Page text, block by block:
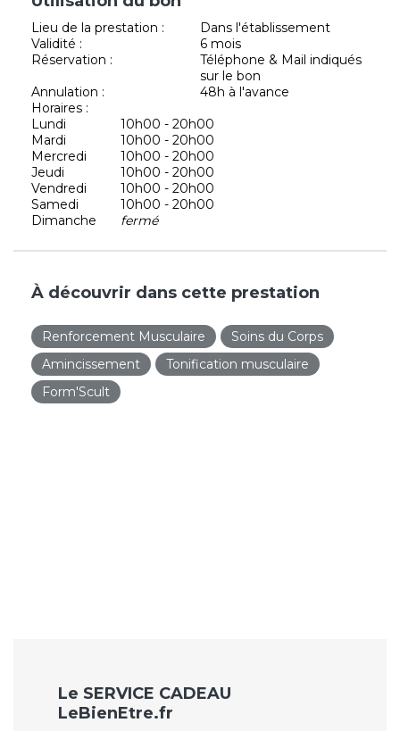
Lieu de la prestation :
Dans l'établissement
Validité :
6 mois
Réservation :
Téléphone & Mail indiqués
sur le bon
Annulation :
48h à l'avance
Horaires :
Lundi
10h00 - 20h00
Mardi
10h00 - 20h00
Mercredi
10h00 - 20h00
Jeudi
10h00 - 20h00
Vendredi
10h00 - 20h00
Samedi
10h00 - 20h00
Dimanche
fermé
À découvrir dans cette prestation
Renforcement Musculaire
Soins du Corps
Amincissement
Tonification musculaire
Form'Scult
Le SERVICE CADEAU
LeBienEtre.fr